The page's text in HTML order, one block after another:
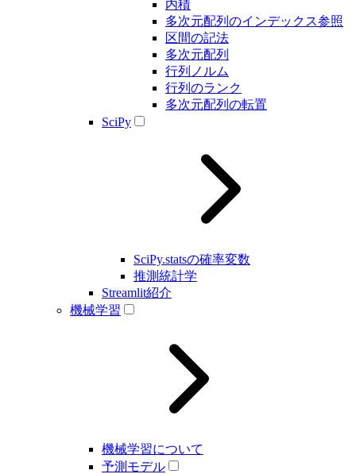
内積
多次元配列のインデックス参照
区間の記法
多次元配列
行列ノルム
行列のランク
多次元配列の転置
SciPy
SciPy.statsの確率変数
推測統計学
Streamlit紹介
機械学習
機械学習について
予測モデル